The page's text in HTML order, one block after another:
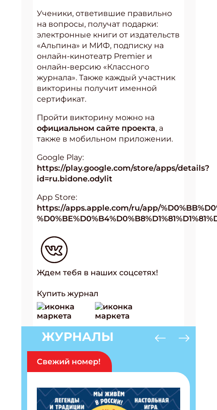
Ученики, ответившие правильно
на вопросы, получат подарки:
электронные книги от издательств
«Альпина» и МИФ, подписку на
онлайн-кинотеатр Premier и
онлайн-версию «Классного
журнала». Также каждый участник
викторины получит именной
сертификат.
Пройти викторину можно на
официальном сайте проекта, а
также в мобильном приложении.
Google Play:
https://play.google.com/store/apps/details?
id=ru.bidone.odylit
App Store:
https://apps.apple.com/ru/app/
Ждем тебя в наших соцсетях!
Купить журнал
ЖУРНАЛЫ
Свежий номер!